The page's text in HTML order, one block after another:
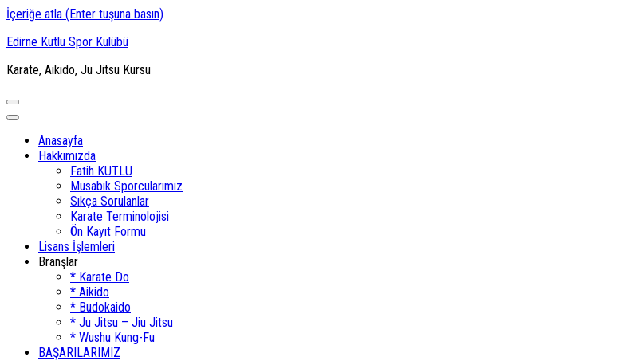
İçeriğe atla (Enter tuşuna basın)
Edirne Kutlu Spor Kulübü
Karate, Aikido, Ju Jitsu Kursu
Anasayfa
Hakkımızda
Fatih KUTLU
Musabık Sporcularımız
Sıkça Sorulanlar
Karate Terminolojisi
Ön Kayıt Formu
Lisans İşlemleri
Branşlar
* Karate Do
* Aikido
* Budokaido
* Ju Jitsu – Jiu Jitsu
* Wushu Kung-Fu
BAŞARILARIMIZ